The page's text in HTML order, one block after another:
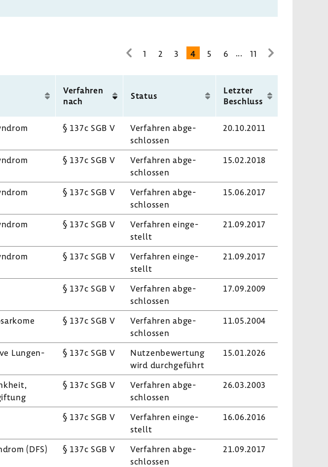
zur
Seite
1 2 3 4 5 6 ... 11
zur
Verfahren
nach
Status
Letzter
Beschluss
§ 137c SGB V
Verfahren abge­
schlossen
20.10.2011
§ 137c SGB V
Verfahren abge­
schlossen
15.02.2018
§ 137c SGB V
Verfahren abge­
schlossen
15.06.2017
§ 137c SGB V
Verfahren einge­
stellt
21.09.2017
§ 137c SGB V
Verfahren einge­
stellt
21.09.2017
§ 137c SGB V
Verfahren abge­
schlossen
17.09.2009
§ 137c SGB V
Verfahren abge­
schlossen
11.05.2004
Lungen­
§ 137c SGB V
Nutzen­be­wer­tung
wird durch­ge­führt
15.01.2026
§ 137c SGB V
Verfahren abge­
schlossen
26.03.2003
§ 137c SGB V
Verfahren einge­
stellt
16.06.2016
(DFS) § 137c SGB V
Verfahren abge­
schlossen
21.09.2017